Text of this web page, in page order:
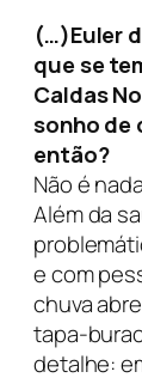
(…)Euler
que se
Caldas
sonho de
então?
Não é
Além da
e com
chuva
tapa-
detalhe: